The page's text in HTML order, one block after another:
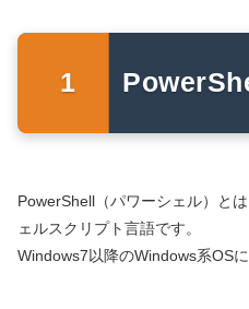
PowerShell（パワーシェル）と
ェルスクリプト言語です。
Windows7以降のWindows系OS